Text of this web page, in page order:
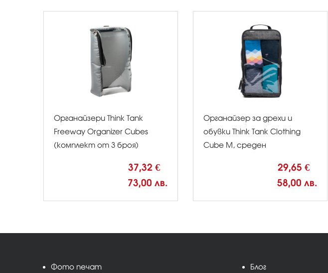
Органайзери Think Tank
Freeway Organizer Cubes
(комплект от 3 броя)
37,32 €
73,00 лв.
Органайзер за дрехи и
обувки Think Tank Clothing
Cube M, среден
29,65 €
58,00 лв.
Фото печат Блог